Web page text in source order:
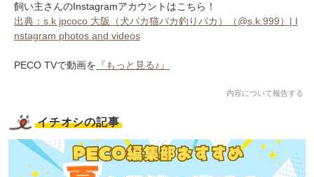
飼い主さんのInstagramアカウントはこちら！
出典：s.k jpcoco 大阪（犬バカ猫バカ釣りバカ）（@s.k.999）| I
nstagram photos and videos
PECO TVで動画を 『もっと見る♪』
内容について報告する
イチオシの記事